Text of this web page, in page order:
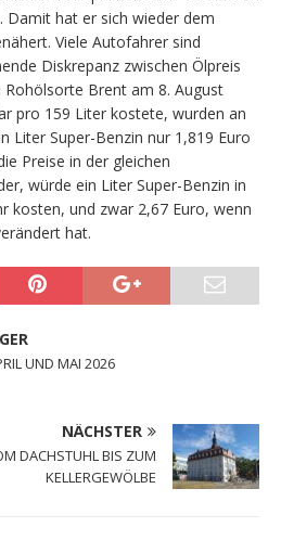
Damit hat er sich wieder dem
Viele Autofahrer sind
Diskrepanz zwischen Ölpreis
Brent am 8. August
pro 159 Liter kostete, wurden an
Liter Super-Benzin nur 1,819 Euro
Preise in der gleichen
würde ein Liter Super-Benzin in
kosten, und zwar 2,67 Euro, wenn
hat.
UND MAI 2026
NÄCHSTER
DACHSTUHL BIS ZUM
KELLERGEWÖLBE